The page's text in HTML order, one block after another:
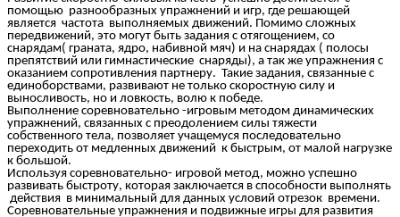
помощью разнообразных упражнений и игр, где решающей
является частота выполняемых движений. Помимо сложных
передвижений, это могут быть задания с отягощением, со
снарядам( граната, ядро, набивной мяч) и на снарядах ( полосы
препятствий или гимнастические снаряды), а так же упражнения с
оказанием сопротивления партнеру. Такие задания, связанные с
единоборствами, развивают не только скоростную силу и
выносливость, но и ловкость, волю к победе.
Выполнение соревновательно -игровым методом динамических
упражнений, связанных с преодолением силы тяжести
собственного тела, позволяет учащемуся последовательно
переходить от медленных движений к быстрым, от малой нагрузке
к большой.
Используя соревновательно- игровой метод, можно успешно
развивать быстроту, которая заключается в способности выполнять
действия в минимальный для данных условий отрезок времени.
Соревновательные упражнения и подвижные игры для развития